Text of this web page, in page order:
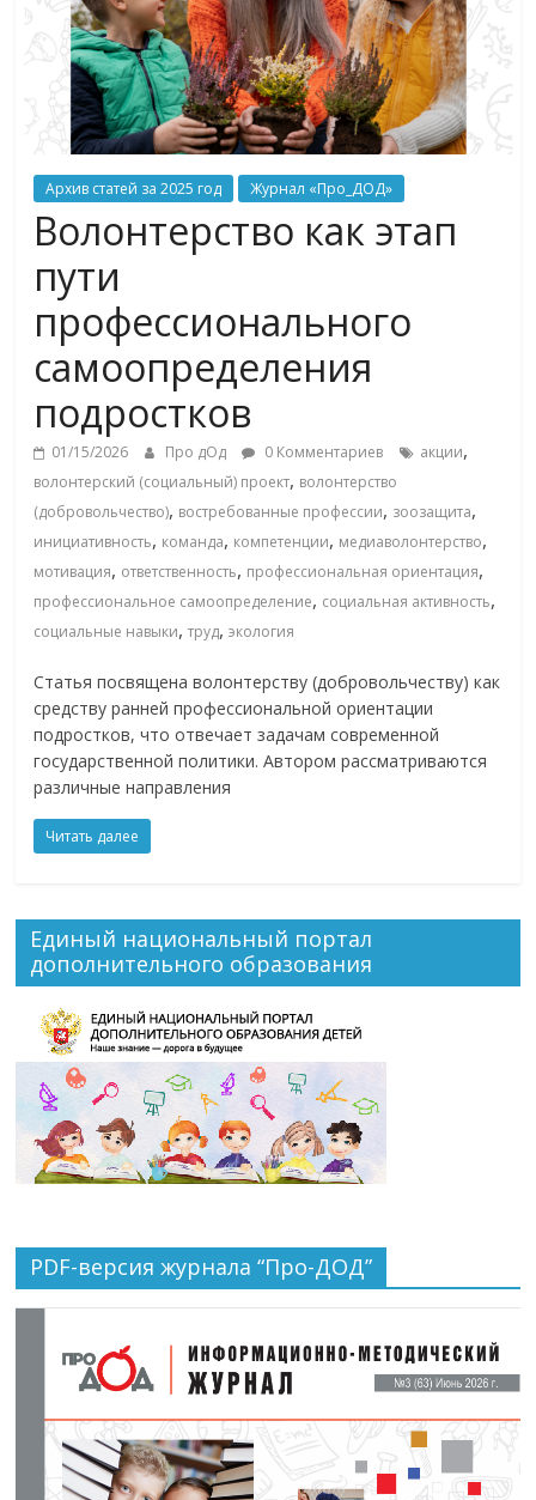
Архив статей за 2025 год Журнал «Про_ДОД»
Волонтерство как этап
пути
профессионального
самоопределения
подростков
01/15/2026 Про дОд 0 Комментариев акции,
волонтерский (социальный) проект, волонтерство
(добровольчество), востребованные профессии, зоозащита,
инициативность, команда, компетенции, медиаволонтерство,
мотивация, ответственность, профессиональная ориентация,
профессиональное самоопределение, социальная активность,
социальные навыки,труд,экология
Статья посвящена волонтерству (добровольчеству) как
средству ранней профессиональной ориентации
подростков, что отвечает задачам современной
государственной политики. Автором рассматриваются
различные направления
Читать далее
Единый национальный портал
дополнительного образования
PDF-версия журнала “Про-ДОД”